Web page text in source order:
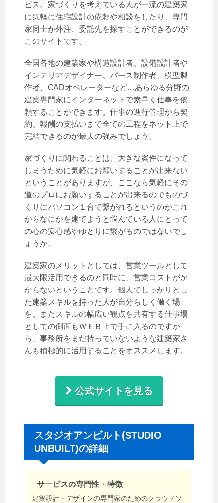
ビス。家づくりを考えている人が一流の建築家
に気軽に住宅設計の依頼や相談をしたり、専門
家同士が外注、委託先を探すことができるのが
このサイトです。
全国各地の建築家や構造設計者、設備設計者や
インテリアデザイナー、パース制作者、模型製
作者、CADオペレーターなど…あらゆる分野の
建築専門家にインターネットで素早く仕事を依
頼することができます。仕事の進行管理から契
約、報酬の支払いまで全ての工程をネット上で
完結できるのが最大の強みでしょう。
家づくりに関わることは、大きな案件になって
しまうために気軽にお願いすることが出来ない
ということがありますが、ここなら気軽にその
道のプロにお願いすることが出来るのでものづ
くりにパソコン１台で繋がれるというのがこれ
からなにかを建てようと悩んでいる人にとって
の心の安心感やゆとりに繋がるのではないでし
ょうか。
建築家のメリットとしては、営業ツールとして
最大限活用できるのと同時に、営業コストがか
からないということです。個人でしっかりとし
た建築スキルを持った人が自分らしく働く場
を、またスキルの幅広い観点を共有する仕事場
としての側面もＷＥＢ上で手に入るのですか
ら、事務所をまだ持っていないような建築家さ
んも積極的に活用することをオススメします。
公式サイトを見る
スタジオアンビルト(STUDIO
UNBUILT)の詳細
サービスの専門性・特徴
建築設計・デザインの専門家のためのクラウドソ